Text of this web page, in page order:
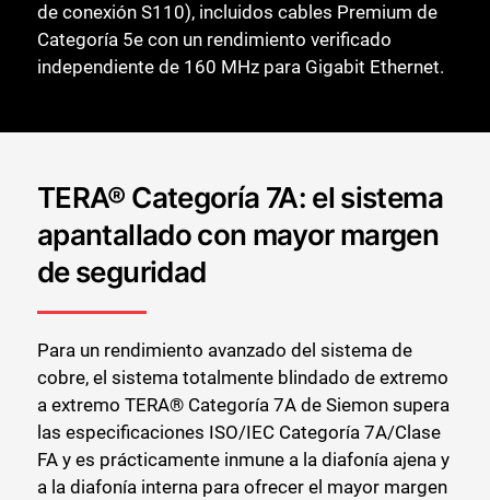
de conexión S110), incluidos cables Premium de
Categoría 5e con un rendimiento verificado
independiente de 160 MHz para Gigabit Ethernet.
TERA® Categoría 7A: el sistema
apantallado con mayor margen
de seguridad
Para un rendimiento avanzado del sistema de
cobre, el sistema totalmente blindado de extremo
a extremo TERA® Categoría 7A de Siemon supera
las especificaciones ISO/IEC Categoría 7A/Clase
FA y es prácticamente inmune a la diafonía ajena y
a la diafonía interna para ofrecer el mayor margen